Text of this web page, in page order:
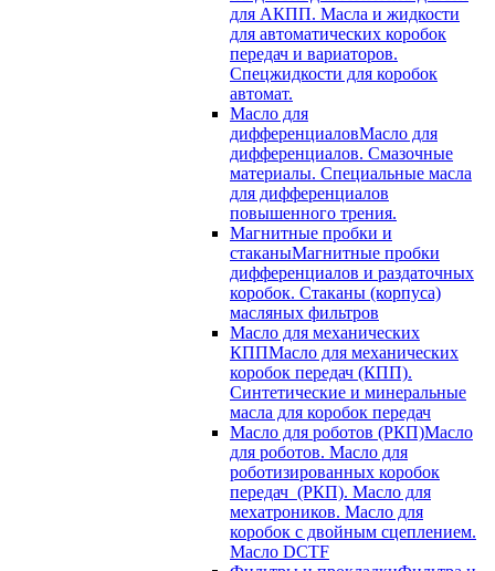
для АКПП. Масла и жидкости
для автоматических коробок
передач и вариаторов.
Спецжидкости для коробок
автомат.
Масло для
дифференциаловМасло для
дифференциалов. Смазочные
материалы. Специальные масла
для дифференциалов
повышенного трения.
Магнитные пробки и
стаканыМагнитные пробки
дифференциалов и раздаточных
коробок. Стаканы (корпуса)
масляных фильтров
Масло для механических
КППМасло для механических
коробок передач (КПП).
Синтетические и минеральные
масла для коробок передач
Масло для роботов (РКП)Масло
для роботов. Масло для
роботизированных коробок
передач (РКП). Масло для
мехатроников. Масло для
коробок с двойным сцеплением.
Масло DCTF